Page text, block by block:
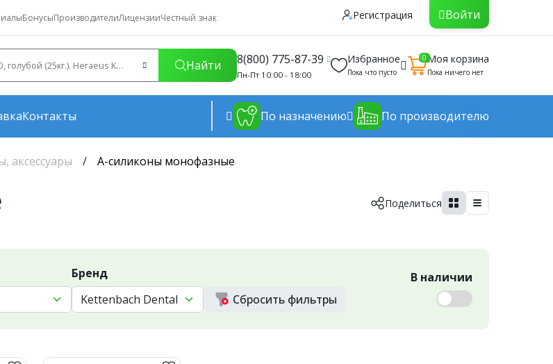
БонусыПроизводителиЛицензииЧестный знак Регистрация Войти
Найти 8(800) 775-87-39
Пн-Пт 10:00 - 18:00
Избранное
Пока что пусто
0Моя корзина
Пока ничего нет
Контакты По назначению По производителю
аксессуары А-силиконы монофазные
Поделиться
Бренд
Сброситьфильтры
В наличии